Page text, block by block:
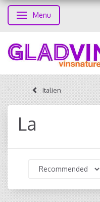
Toggle navigation
Menu
Italien
La